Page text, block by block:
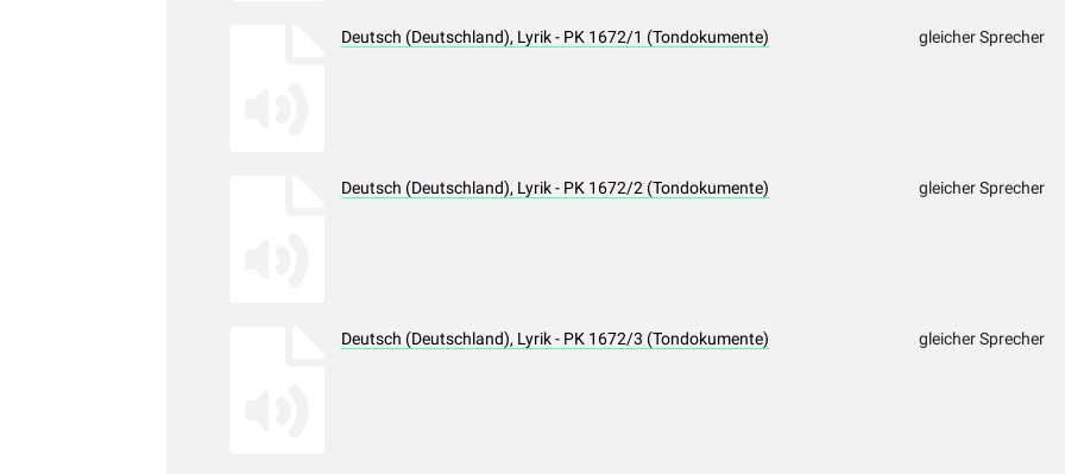
Deutsch (Deutschland), Lyrik - PK 1672/1 (Tondokumente) gleicher Sprecher
Deutsch (Deutschland), Lyrik - PK 1672/2 (Tondokumente) gleicher Sprecher
Deutsch (Deutschland), Lyrik - PK 1672/3 (Tondokumente) gleicher Sprecher